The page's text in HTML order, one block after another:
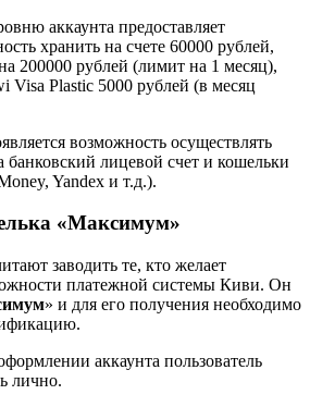
аккаунта предоставляет
хранить на счете 60000 рублей,
200000 рублей (лимит на 1 месяц),
Visa Plastic 5000 рублей (в месяц
возможность осуществлять
лицевой счет и кошельки
Yandex и т.д.).
«Максимум»
заводить те, кто желает
платежной системы Киви. Он
» и для его получения необходимо
аккаунта пользователь
лично.